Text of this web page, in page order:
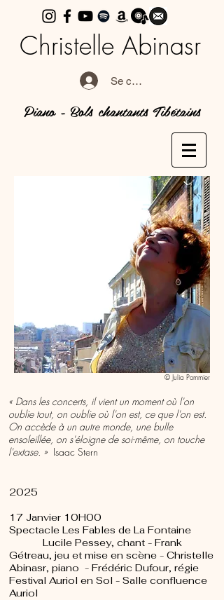
Christelle Abinasr
Se connecter
Piano - Bols chantants Tibétains
© Julia Pommier
« Dans les concerts, il vient un moment où l'on
oublie tout, on oublie où l'on est, ce que l'on est.
On accède à un autre monde, une bulle
ensoleillée, on s'éloigne de soi-même, on touche
l'extase. » Isaac Stern
2025
17 Janvier 10H00
Spectacle Les Fables de La Fontaine
Lucile Pessey, chant - Frank
Gétreau, jeu et mise en scène - Christelle
Abinasr, piano - Frédéric Dufour, régie
Festival Auriol en Sol - Salle confluence
Auriol